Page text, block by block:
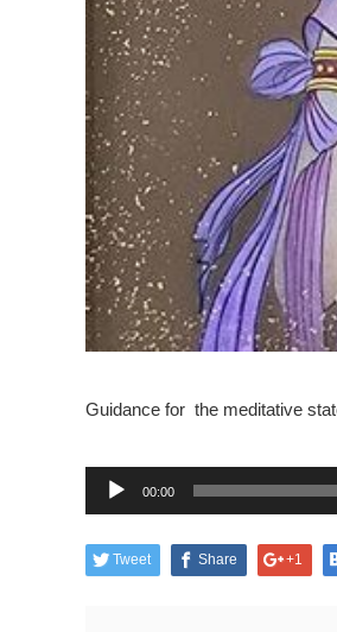
Guidance for the meditative
プ
ー
ヤ
ー
00:00
Tweet Share +1